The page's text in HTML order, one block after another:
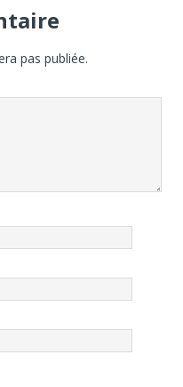
pas publiée.